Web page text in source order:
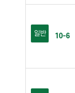
일반 10-6